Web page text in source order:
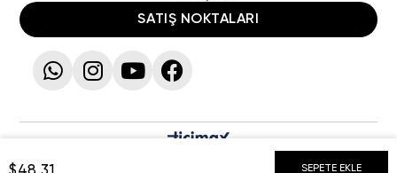
SATIŞ NOKTALARI